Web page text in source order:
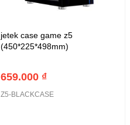
jetek case game z5
(450*225*498mm)
659.000 ₫
Z5-BLACKCASE